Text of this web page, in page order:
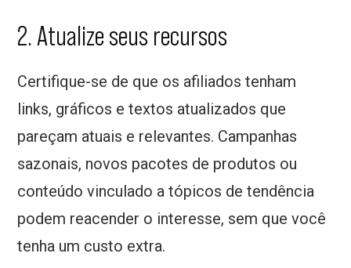
2. Atualize seus recursos
Certifique-se de que os afiliados tenham
links, gráficos e textos atualizados que
pareçam atuais e relevantes. Campanhas
sazonais, novos pacotes de produtos ou
conteúdo vinculado a tópicos de tendência
podem reacender o interesse, sem que você
tenha um custo extra.